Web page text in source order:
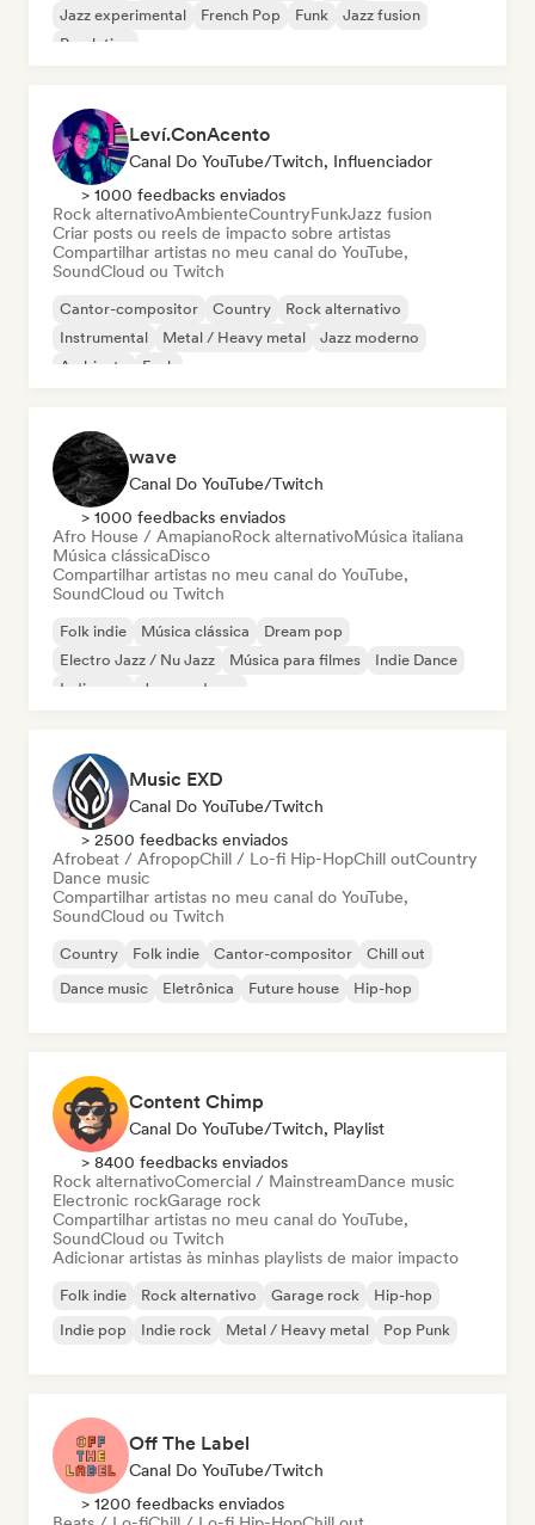
Jazz experimental
French Pop Funk
Jazz fusion
Pop latino
Leví.ConAcento
Canal Do YouTube/Twitch, Influenciador
> 1000 feedbacks enviados
Rock alternativoAmbienteCountryFunkJazz fusion
Criar posts ou reels de impacto sobre artistas
Compartilhar artistas no meu canal do YouTube,
SoundCloud ou Twitch
Cantor-compositor Country
Rock alternativo
Instrumental
Metal / Heavy metal
Jazz moderno
Ambiente
Funk
wave
Canal Do YouTube/Twitch
> 1000 feedbacks enviados
Afro House / AmapianoRock alternativoMúsica italiana
Música clássicaDisco
Compartilhar artistas no meu canal do YouTube,
SoundCloud ou Twitch
Folk indie Música clássica
Dream pop
Electro Jazz / Nu Jazz
Música para filmes
Indie Dance
Indie pop
Jazz moderno
Music EXD
Canal Do YouTube/Twitch
> 2500 feedbacks enviados
Afrobeat / AfropopChill / Lo-fi Hip-HopChill outCountry
Dance music
Compartilhar artistas no meu canal do YouTube,
SoundCloud ou Twitch
Country Folk indie Cantor-compositor
Chill out
Dance music
Eletrônica Future house Hip-hop
Content Chimp
Canal Do YouTube/Twitch, Playlist
> 8400 feedbacks enviados
Rock alternativoComercial / MainstreamDance music
Electronic rockGarage rock
Compartilhar artistas no meu canal do YouTube,
SoundCloud ou Twitch
Adicionar artistas às minhas playlists de maior impacto
Folk indie Rock alternativo Garage rock
Hip-hop
Indie pop
Indie rock Metal / Heavy metal Pop Punk
Off The Label
Canal Do YouTube/Twitch
> 1200 feedbacks enviados